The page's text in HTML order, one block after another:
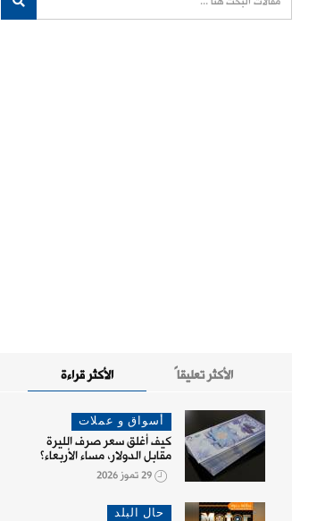
الأكثر قراءة الأكثر تعليقاً
أسواق و عملات
كيف أغلق سعر صرف الليرة
مقابل الدولار، مساء الأربعاء؟
29 تموز 2026
حال البلد